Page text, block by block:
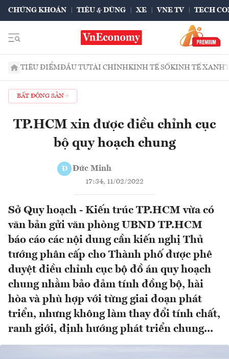
CHỨNG KHOÁN TIÊU & DÙNG XE VNE TV TECH
TIÊU ĐIỂMĐẦU TƯTÀI CHÍNHKINH TẾ SỐKINH TẾ XANH
BẤT ĐỘNG SẢN
TP.HCM xin được điều chỉnh cục
bộ quy hoạch chung
Đ Đức Minh
17:34, 11/02/2022
Sở Quy hoạch - Kiến trúc TP.HCM vừa có
văn bản gửi văn phòng UBND TP.HCM
báo cáo các nội dung cần kiến nghị Thủ
tướng phân cấp cho Thành phố được phê
duyệt điều chỉnh cục bộ đồ án quy hoạch
chung nhằm bảo đảm tính đồng bộ, hài
hòa và phù hợp với từng giai đoạn phát
triển, nhưng không làm thay đổi tính chất,
ranh giới, định hướng phát triển chung...